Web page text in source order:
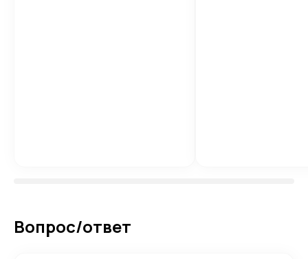
Вопрос/ответ